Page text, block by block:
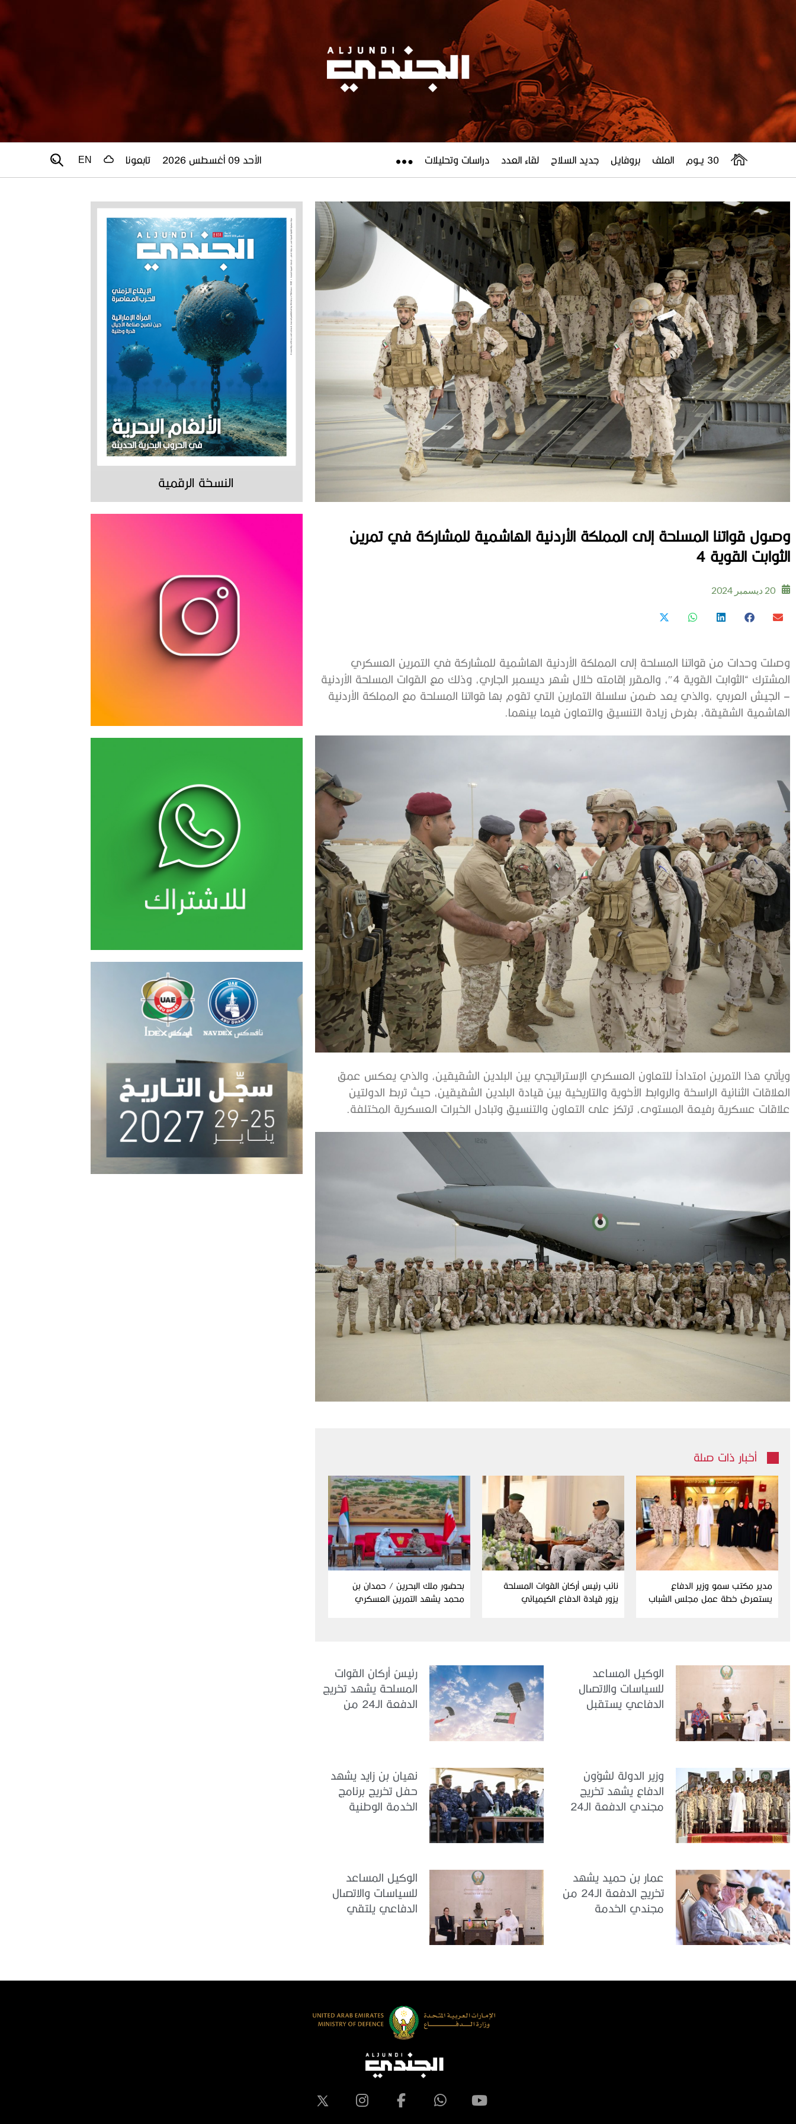
30 يــوم الملف بروفايل جديد السلاح لقاء العدد دراسات وتحليلات الأحد 09 أغسطس 2026 تابعونا EN
وصول قواتنا المسلحة إلى المملكة الأردنية الهاشمية للمشاركة في تمرين
الثوابت القوية 4
20 ديسمبر 2024
وصلت وحدات من قواتنا المسلحة إلى المملكة الأردنية الهاشمية للمشاركة في التمرين العسكري
المشترك “الثوابت القوية 4″، والمقرر إقامته خلال شهر ديسمبر الجاري، وذلك مع القوات المسلحة الأردنية
– الجيش العربي ،والذي يعد ضمن سلسلة التمارين التي تقوم بها قواتنا المسلحة مع المملكة الأردنية
الهاشمية الشقيقة، بغرض زيادة التنسيق والتعاون فيما بينهما.
ويأتي هذا التمرين امتداداً للتعاون العسكري الإستراتيجي بين البلدين الشقيقين، والذي يعكس عمق
العلاقات الثنائية الراسخة والروابط الأخوية والتاريخية بين قيادة البلدين الشقيقين، حيث تربط الدولتين
علاقات عسكرية رفيعة المستوى، ترتكز على التعاون والتنسيق وتبادل الخبرات العسكرية المختلفة.
أخبار ذات صلة
مدير مكتب سمو وزير الدفاع
يستعرض خطة عمل مجلس الشباب
نائب رئيس أركان القوات المسلحة
يزور قيادة الدفاع الكيميائي
بحضور ملك البحرين / حمدان بن
محمد يشهد التمرين العسكري
الوكيل المساعد
للسياسات والاتصال
الدفاعي يستقبل
رئيسُ أركان القوات
المسلحة يشهد تخريج
الدفعة الـ24 من
وزير الدولة لشؤون
الدفاع يشهد تخريج
مجندي الدفعة الـ24
نهيان بن زايد يشهد
حفل تخريج برنامج
الخدمة الوطنية
عمار بن حميد يشهد
تخريج الدفعة الـ24 من
مجندي الخدمة
الوكيل المساعد
للسياسات والاتصال
الدفاعي يلتقي
النسخة الرقمية